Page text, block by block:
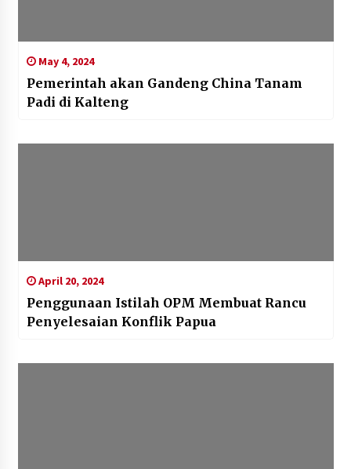
May 4, 2024
Pemerintah akan Gandeng China Tanam
Padi di Kalteng
April 20, 2024
Penggunaan Istilah OPM Membuat Rancu
Penyelesaian Konflik Papua